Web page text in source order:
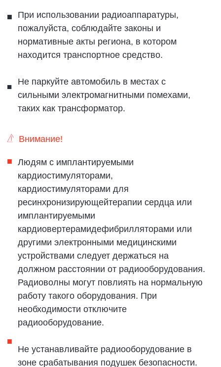
персональных данных (User terms & privacy) на
центральном дисплее, чтобы просмотреть
политику конфиденциальности компании ZEEKR
(защита персональных данных).
сертифицированной бумаги.
Документы из ответственных источников.
печатном руководстве по эксплуатации
используется бумага из надежных источников.
Данная публикация сертифицирована FSC® и
соответствует прекрасному решению передать
зеленые леса нашим грядущим поколениям.
Будет представлен логотип Лесного
попечительского совета (FSC®), указывающий на
то, что бумага, используемая в данной
публикации, получена из лесов,
сертифицированных FSC®.